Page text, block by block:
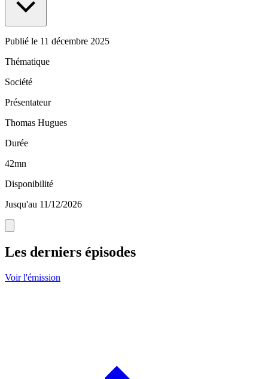
Publié le 11 décembre 2025
Thématique
Société
Présentateur
Thomas Hugues
Durée
42mn
Disponibilité
Jusqu'au 11/12/2026
Les derniers épisodes
Voir l'émission